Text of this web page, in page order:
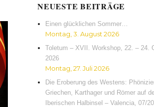
NEUESTE BEITRÄGE
Einen glücklichen Sommer…
Montag, 3. August 2026
Toletum – XVII. Workshop, 22. – 24.
2026
Montag, 27. Juli 2026
Die Eroberung des Westens:
Griechen, Karthager und Römer auf
Iberischen Halbinsel – Valencia, 07/